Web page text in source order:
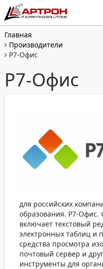
Главная
Производители
Р7-Офис
Р7-Офис
для российских
образования. Р7-
включает текстовый
электронных таблиц и
средства просмотра
почтовый сервер и
инструменты для